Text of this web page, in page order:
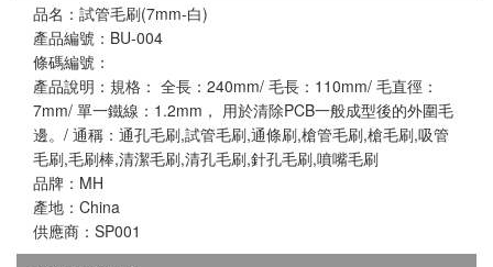
品名：試管毛刷(7mm-白)
產品編號：BU-004
條碼編號：
產品說明：規格： 全長：240mm/ 毛長：110mm/ 毛直徑：
7mm/ 單一鐵線：1.2mm， 用於清除PCB一般成型後的外圍毛
邊。/ 通稱：通孔毛刷,試管毛刷,通條刷,槍管毛刷,槍毛刷,吸管
毛刷,毛刷棒,清潔毛刷,清孔毛刷,針孔毛刷,噴嘴毛刷
品牌：MH
產地：China
供應商：SP001